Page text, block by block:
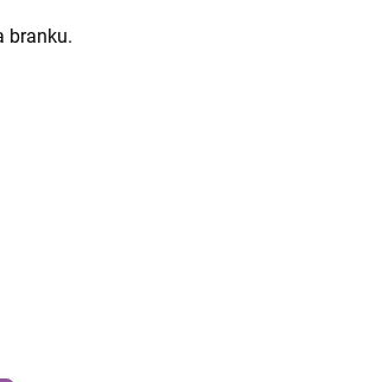
branku.